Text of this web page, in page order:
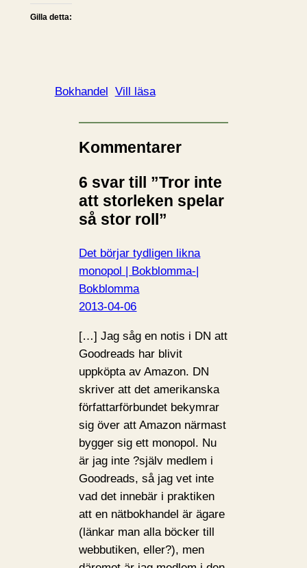
Gilla detta:
Bokhandel Vill läsa
Kommentarer
6 svar till ”Tror inte
att storleken spelar
så stor roll”
Det börjar tydligen likna
monopol | Bokblomma-|
Bokblomma
2013-04-06
[…] Jag såg en notis i DN att
Goodreads har blivit
uppköpta av Amazon. DN
skriver att det amerikanska
författarförbundet bekymrar
sig över att Amazon närmast
bygger sig ett monopol. Nu
är jag inte ?själv medlem i
Goodreads, så jag vet inte
vad det innebär i praktiken
att en nätbokhandel är ägare
(länkar man alla böcker till
webbutiken, eller?), men